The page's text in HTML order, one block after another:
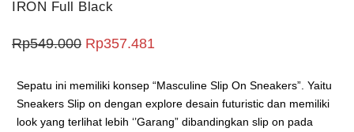
IRON Full Black
Rp549.000 Harga aslinya adalah: Rp549.000.
Rp357.481
Sepatu ini memiliki konsep “Masculine Slip On Sneakers”. Yaitu
Sneakers Slip on dengan explore desain futuristic dan memiliki
look yang terlihat lebih ‘’Garang” dibandingkan slip on pada